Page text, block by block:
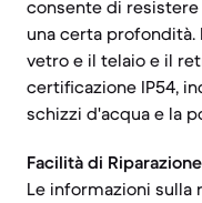
consente di
una certa profondità.
vetro e il telaio e il
certificazione IP54,
schizzi d'acqua e la
Facilità di
Le informazioni sulla